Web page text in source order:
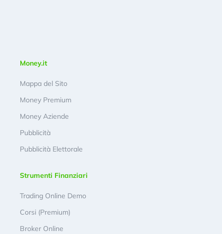
Money.it
Mappa del Sito
Money Premium
Money Aziende
Pubblicità
Pubblicità Elettorale
Strumenti Finanziari
Trading Online Demo
Corsi (Premium)
Broker Online